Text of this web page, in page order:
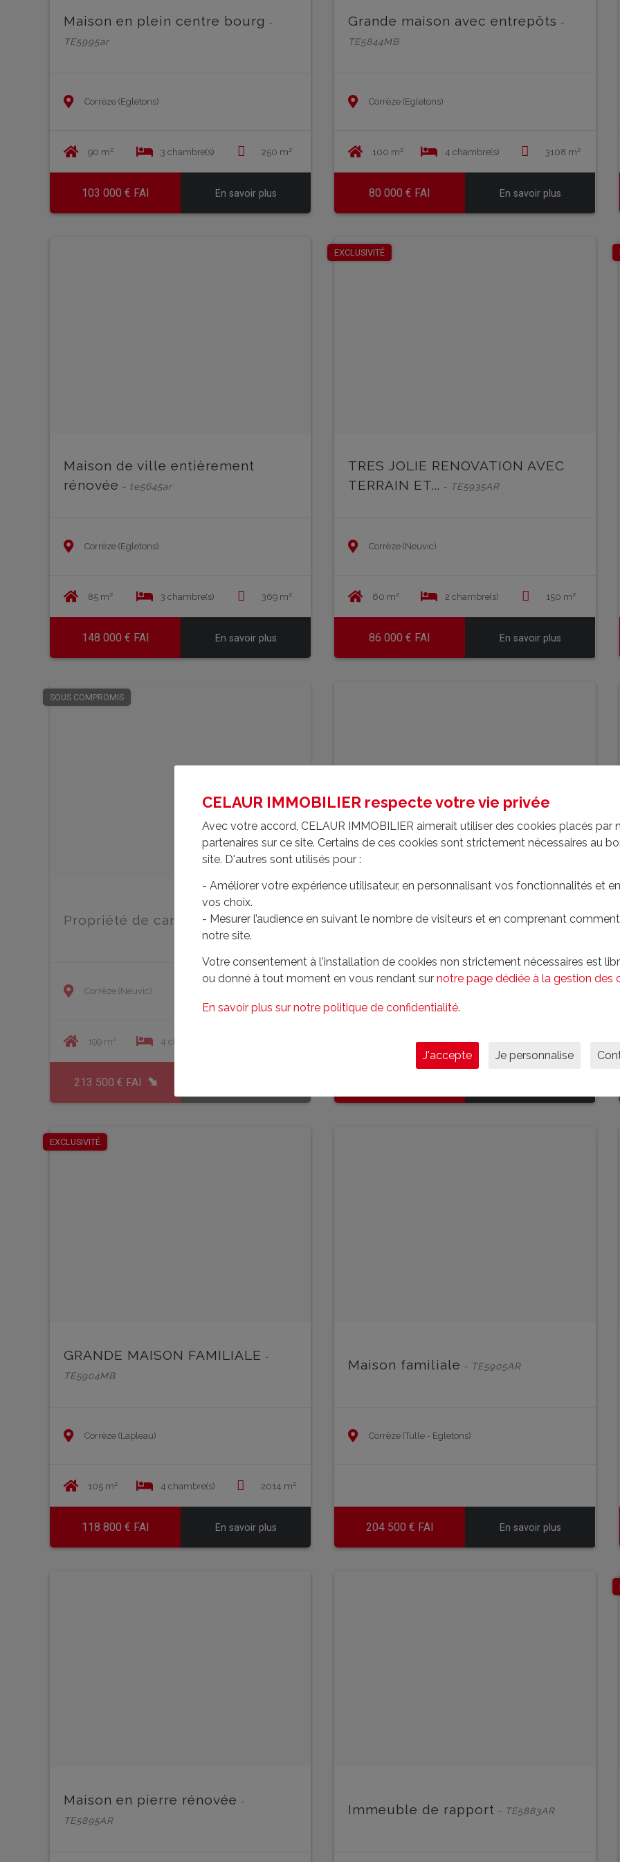
Maison en plein centre bourg -
TE5995ar
Corrèze (Egletons)
90 m² 3 chambre(s) 250 m²
103 000 € FAI En savoir plus
Grande maison avec entrepôts -
TE5844MB
Corrèze (Egletons)
100 m² 4 chambre(s) 3108 m²
80 000 € FAI En savoir plus
EN SAVOIR PLUS
Maison de ville entièrement
rénovée - te5645ar
Corrèze (Egletons)
85 m² 3 chambre(s) 369 m²
148 000 € FAI En savoir plus
EXCLUSIVITÉ
TRES JOLIE RENOVATION AVEC
TERRAIN ET... - TE5935AR
Corrèze (Neuvic)
60 m² 2 chambre(s) 150 m²
86 000 € FAI En savoir plus
SOUS COMPROMIS
Propriété de caractère- TE5533mb
Corrèze (Neuvic)
199 m² 4 chambre(s)
213 500 € FAI
3 chambre(s)
EXCLUSIVITÉ
GRANDE MAISON FAMILIALE -
TE5904MB
Corrèze (Lapleau)
105 m² 4 chambre(s) 2014 m²
118 800 € FAI En savoir plus
Maison familiale - TE5905AR
Corrèze (Tulle - Egletons)
204 500 € FAI En savoir plus
Maison en pierre rénovée -
TE5895AR
Immeuble de rapport - TE5883AR
CELAUR IMMOBILIER respecte votre vie privée
Avec votre accord, CELAUR IMMOBILIER aimerait utiliser des cookies placés par
partenaires sur ce site. Certains de ces cookies sont strictement nécessaires au
site. D'autres sont utilisés pour :
- Améliorer votre expérience utilisateur, en personnalisant vos fonctionnalités et
vos choix.
- Mesurer l’audience en suivant le nombre de visiteurs et en comprenant
notre site.
Votre consentement à l'installation de cookies non strictement nécessaires est
ou donné à tout moment en vous rendant sur notre page dédiée à la gestion des
En savoir plus sur notre politique de confidentialité.
J'accepte Je personnalise